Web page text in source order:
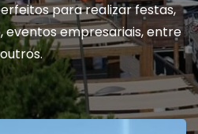
para realizar festas,
eventos empresariais, entre
outros.